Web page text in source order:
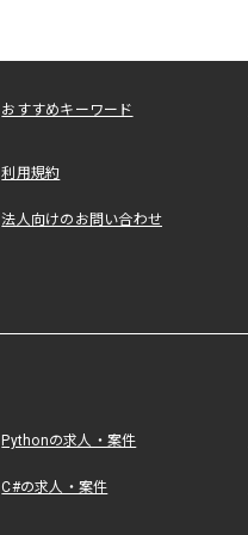
おすすめキーワード
利用規約
法人向けのお問い合わせ
Pythonの求人・案件
C#の求人・案件